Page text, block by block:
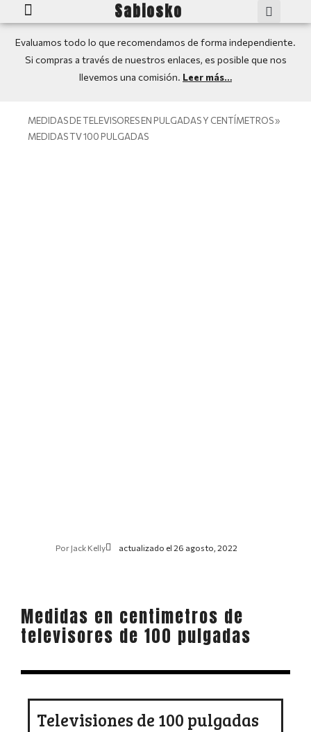
Sabiosko
Evaluamos todo lo que recomendamos de forma independiente.
Si compras a través de nuestros enlaces, es posible que nos
llevemos una comisión. Leer más…
MEDIDAS DE TELEVISORES EN PULGADAS Y CENTÍMETROS»
MEDIDAS TV 100 PULGADAS
Por Jack Kelly actualizado el 26 agosto, 2022
Medidas en centimetros de
televisores de 100 pulgadas
Televisiones de 100 pulgadas